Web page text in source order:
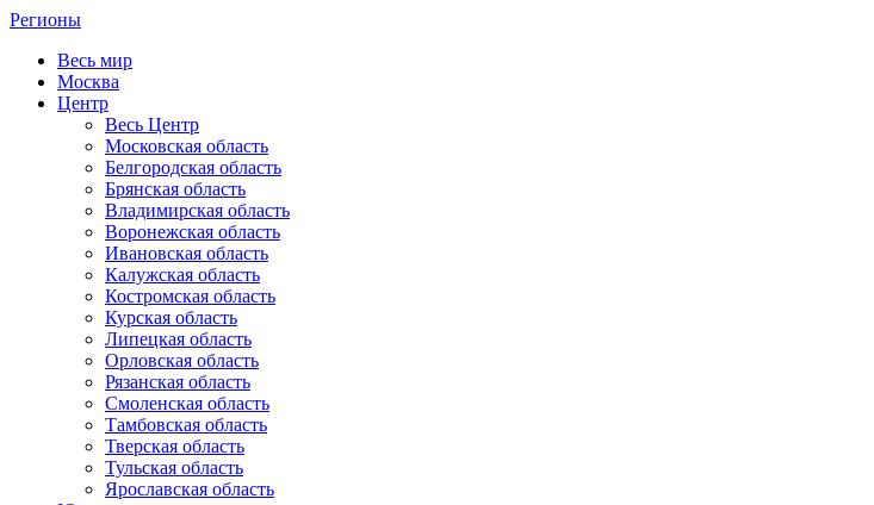
Регионы
Весь мир
Москва
Центр
Весь Центр
Московская область
Белгородская область
Брянская область
Владимирская область
Воронежская область
Ивановская область
Калужская область
Костромская область
Курская область
Липецкая область
Орловская область
Рязанская область
Смоленская область
Тамбовская область
Тверская область
Тульская область
Ярославская область